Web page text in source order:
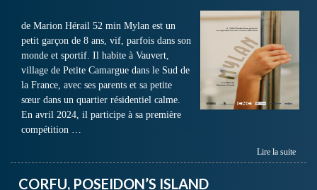
de Marion Hérail 52 min Mylan est un
petit garçon de 8 ans, vif, parfois dans son
monde et sportif. Il habite à Vauvert,
village de Petite Camargue dans le Sud de
la France, avec ses parents et sa petite
sœur dans un quartier résidentiel calme.
En avril 2024, il participe à sa première
compétition …
Lire la suite
CORFU, POSEIDON’S ISLAND